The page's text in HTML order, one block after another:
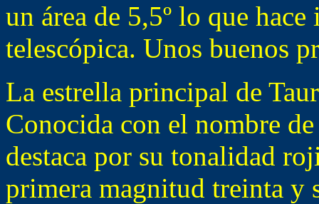
un área de 5,5º lo que
telescópica. Unos buenos
La estrella principal de
Conocida con el nombre
destaca por su tonalidad
primera magnitud treinta y